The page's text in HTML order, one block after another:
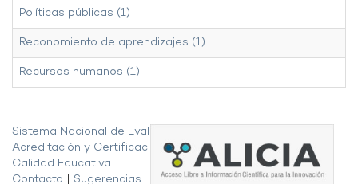
Políticas públicas (1)
Reconomiento de aprendizajes (1)
Recursos humanos (1)
Sistema Nacional de Evaluación,
Acreditación y Certificación de la
Calidad Educativa
Contacto
Sugerencias